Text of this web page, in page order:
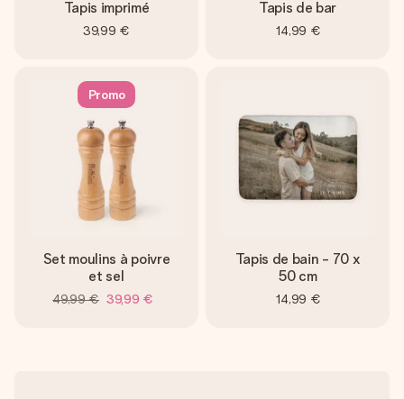
Tapis imprimé
39,99 €
Tapis de bar
14,99 €
Promo
Set moulins à poivre
et sel
49,99 € 39,99 €
Tapis de bain - 70 x
50 cm
14,99 €